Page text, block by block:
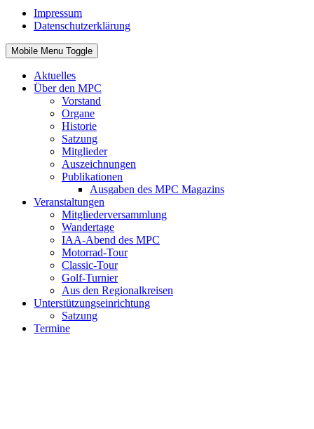
Impressum
Datenschutzerklärung
Mobile Menu Toggle
Aktuelles
Über den MPC
Vorstand
Organe
Historie
Satzung
Mitglieder
Auszeichnungen
Publikationen
Ausgaben des MPC Magazins
Veranstaltungen
Mitgliederversammlung
Wandertage
IAA-Abend des MPC
Motorrad-Tour
Classic-Tour
Golf-Turnier
Aus den Regionalkreisen
Unterstützungseinrichtung
Satzung
Termine